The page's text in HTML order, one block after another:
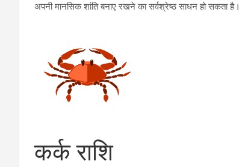
अपनी मानसिक शांति बनाए रखने का सर्वश्रेष्ठ साधन हो सकता है।
कर्क राशि